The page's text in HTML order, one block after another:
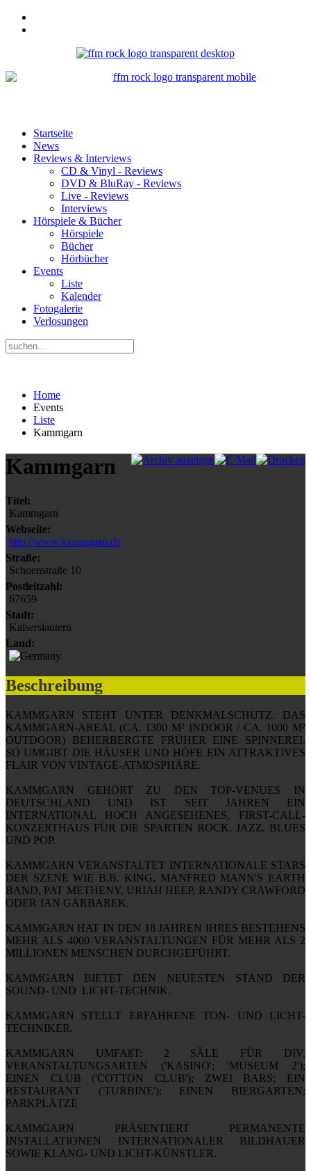
Startseite
News
Reviews & Interviews
CD & Vinyl - Reviews
DVD & BluRay - Reviews
Live - Reviews
Interviews
Hörspiele & Bücher
Hörspiele
Bücher
Hörbücher
Events
Liste
Kalender
Fotogalerie
Verlosungen
Home
Events
Liste
Kammgarn
Kammgarn
Titel:
Kammgarn
Webseite:
http://www.kammgarn.de
Straße:
Schoenstraße 10
Postleitzahl:
67659
Stadt:
Kaiserslautern
Land:
Beschreibung
KAMMGARN STEHT UNTER DENKMALSCHUTZ. DAS
KAMMGARN-AREAL (CA. 1300 M² INDOOR / CA. 1000 M²
OUTDOOR) BEHERBERGTE FRÜHER EINE SPINNEREI.
SO UMGIBT DIE HÄUSER UND HÖFE EIN ATTRAKTIVES
FLAIR VON VINTAGE-ATMOSPHÄRE.
KAMMGARN GEHÖRT ZU DEN TOP-VENUES IN
DEUTSCHLAND UND IST SEIT JAHREN EIN
INTERNATIONAL HOCH ANGESEHENES, FIRST-CALL-
KONZERTHAUS FÜR DIE SPARTEN ROCK, JAZZ, BLUES
UND POP.
KAMMGARN VERANSTALTET INTERNATIONALE STARS
DER SZENE WIE B.B. KING, MANFRED MANN'S EARTH
BAND, PAT METHENY, URIAH HEEP, RANDY CRAWFORD
ODER JAN GARBAREK.
KAMMGARN HAT IN DEN 18 JAHREN IHRES BESTEHENS
MEHR ALS 4000 VERANSTALTUNGEN FÜR MEHR ALS 2
MILLIONEN MENSCHEN DURCHGEFÜHRT.
KAMMGARN BIETET DEN NEUESTEN STAND DER
SOUND- UND LICHT-TECHNIK.
KAMMGARN STELLT ERFAHRENE TON- UND LICHT-
TECHNIKER.
KAMMGARN UMFAßT: 2 SÄLE FÜR DIV.
VERANSTALTUNGSARTEN ('KASINO'; 'MUSEUM 2');
EINEN CLUB ('COTTON CLUB'); ZWEI BARS; EIN
RESTAURANT ('TURBINE'); EINEN BIERGARTEN;
PARKPLÄTZE
KAMMGARN PRÄSENTIERT PERMANENTE
INSTALLATIONEN INTERNATIONALER BILDHAUER
SOWIE KLANG- UND LICHT-KÜNSTLER.